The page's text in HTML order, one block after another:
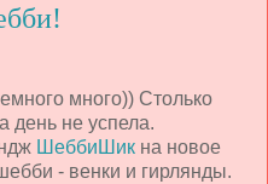
много)) Столько
день не успела.
ШеббиШик на новое
- венки и гирлянды.